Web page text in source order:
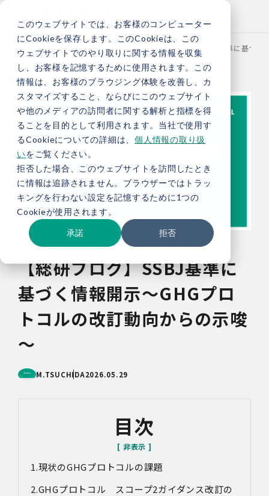
このウェブサイトでは、お客様のコンピューター
にCookieを保存します。このCookieは、この
ウェブサイトでのやり取りに関する情報を収集
し、お客様を記憶するために使用されます。この
情報は、お客様のブラウジング体験を改善し、カ
スタマイズすること、ならびにこのウェブサイト
や他のメディアの訪問者に関する解析と指標を得
ることを目的として利用されます。当社で使用す
るCookieについての詳細は、 個人情報の取り扱
いをご覧ください。
拒否した場合、このウェブサイトを訪問したとき
に情報は追跡されません。ブラウザーではトラッ
キングを行わない設定を記憶するために1つの
Cookieが使用されます。
承諾 拒否
TOP お役立ち情報 ブログ 【総研ブログ】SSBJ基準に基づ
【総研ブログ】SSBJ基準に
基づく情報開示～GHGプロ
トコルの改訂動向からの示唆
～
M.TSUCHIDA2026.05.29
目次
現状のGHGプロトコルの課題
GHGプロトコル スコープ2ガイダンス改訂の